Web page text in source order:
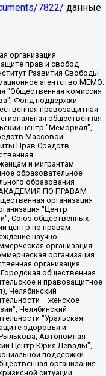
7822/ данные
Bonn), Борзунова Мария Михайловна, Воробьев Виктор Викторович, Голубева Анна Львовна, Константинова Алла Михайловна, Малкова Ирина Владимировна, Мурадов Мурад Абдулгалимович, Осетинская Елизавета Николаевна, Понасенков Евгений Николаевич, Ганапольский Матвей Юрьевич, Киселев Евгений Алексеевич, Борухович Ирина Григорьевна, Дремин Иван Тимофеевич, Дубровский Дмитрий Викторович, Красноярская региональная общественная организация поддержки и развития альтернативных образовательных технологий и межкультурных коммуникаций "ИНТЕРРА", Маяковская Екатерина Алексеевна, Фейгин Марк Захарович, Филимонов Андрей Викторович, Дзугкоева Регина Николаевна, Доброхотов Роман Александрович, Дудь Юрий Александрович, Елкин Сергей Владимирович, Кругликов Кирилл Игоревич, Сабунаева Мария Леонидовна, Семенов Алексей Владимирович, Шаинян Карен Багратович, Шульман Екатерина Михайловна, Асафьев Артур Валерьевич, Вахштайн Виктор Семенович, Венедиктов Алексей Алексеевич, Лушникова Екатерина Евгеньевна, Волков Леонид Михайлович, Невзоров Александр Глебович, Пархоменко Сергей Борисович, Сироткин Ярослав Николаевич, Кара-Мурза Владимир Владимирович, Баранова Наталья Владимировна, Гозман Леонид Яковлевич, Кагарлицкий Борис Юльевич, Климарев Михаил Валерьевич, Милов Владимир Станиславович, Автономная некоммерческая организация Краснодарский центр современного искусства "Типография", Моргенштерн Алишер Тагирович, Соболь Любовь Эдуардовна, Общество с ограниченной ответственностью "ЛИЗА НОРМ", Каспаров Гарри Кимович, Ходорковский Михаил Борисович, Общество с ограниченной ответственностью "Апрельские тезисы", Данилович Ирина Брониславовна, Кашин Олег Владимирович, Петров Николай Владимирович, Пивоваров Алексей Владимирович, Соколов Михаил Владимирович, Цветкова Юлия Владимировна, Чичваркин Евгений Александрович, Комитет против пыток/Команда против пыток, Общество с ограниченной ответственностью "Первый научный", Общество с ограниченной ответственностью "Вертолет и ко", Белоцерковская Вероника Борисовна, Кац Максим Евгеньевич, Лазарева Татьяна Юрьевна, Шаведдинов Руслан Табризович, Яшин Илья Валерьевич, Общество с ограниченной ответственностью "Иноагент ААВ", Алешковский Дмитрий Петрович, Альбац Евгения Марковна, Быков Дмитрий Львович, Галямина Юлия Евгеньевна, Лойко Сергей Леонидович, Мартынов Кирилл Константинович, Медведев Сергей Александрович, Крашенинников Федор Геннадиевич, Гордеева Катерина Вл